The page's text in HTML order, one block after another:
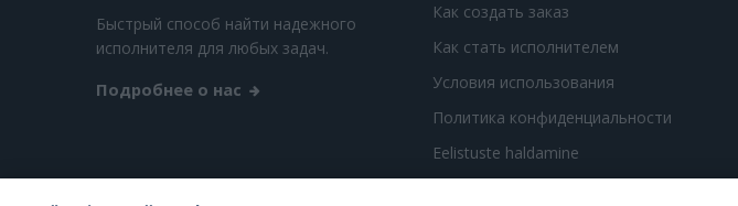
Быстрый способ найти надежного
исполнителя для любых задач.
Подробнее о нас
Как создать заказ
Как стать исполнителем
Условия использования
Политика конфиденциальности
Eelistuste haldamine